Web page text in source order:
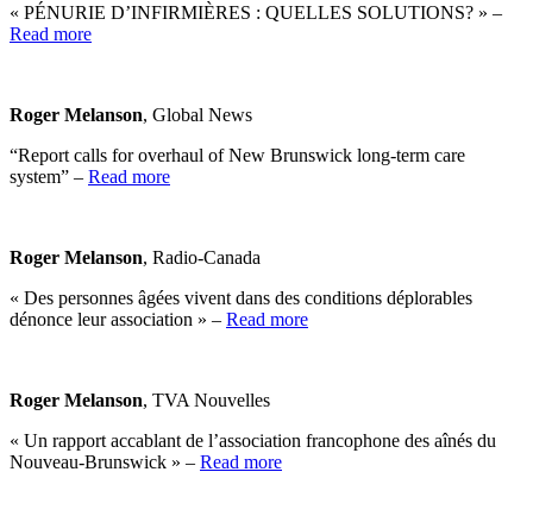
« PÉNURIE D’INFIRMIÈRES : QUELLES SOLUTIONS? » –
Read more
Roger Melanson, Global News
“Report calls for overhaul of New Brunswick long-term care
system” – Read more
Roger Melanson, Radio-Canada
« Des personnes âgées vivent dans des conditions déplorables
dénonce leur association » – Read more
Roger Melanson, TVA Nouvelles
« Un rapport accablant de l’association francophone des aînés du
Nouveau-Brunswick » – Read more